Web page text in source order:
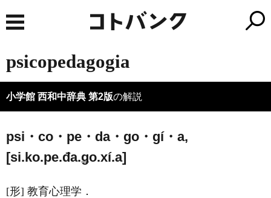
psicopedagogia
小学館 西和中辞典 第2版の解説
psi・co・pe・da・go・gí・a,
[si.ko.pe.đa.ǥo.xí.a]
[形] 教育心理学．